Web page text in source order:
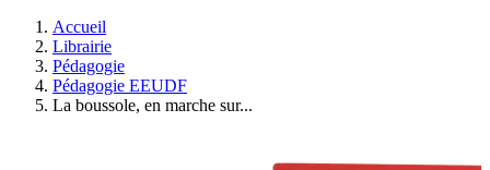
Accueil
Librairie
Pédagogie
Pédagogie EEUDF
La boussole, en marche sur...